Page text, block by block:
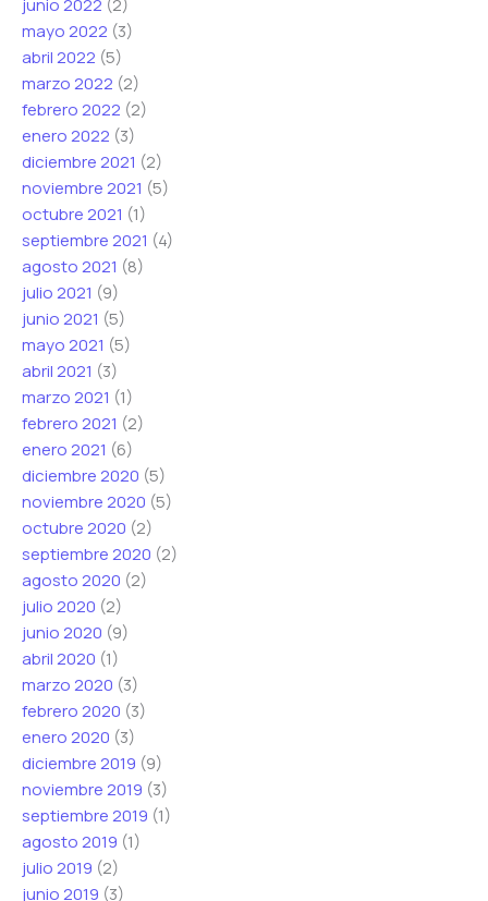
junio 2022 (2)
mayo 2022 (3)
abril 2022 (5)
marzo 2022 (2)
febrero 2022 (2)
enero 2022 (3)
diciembre 2021 (2)
noviembre 2021 (5)
octubre 2021 (1)
septiembre 2021 (4)
agosto 2021 (8)
julio 2021 (9)
junio 2021 (5)
mayo 2021 (5)
abril 2021 (3)
marzo 2021 (1)
febrero 2021 (2)
enero 2021 (6)
diciembre 2020 (5)
noviembre 2020 (5)
octubre 2020 (2)
septiembre 2020 (2)
agosto 2020 (2)
julio 2020 (2)
junio 2020 (9)
abril 2020 (1)
marzo 2020 (3)
febrero 2020 (3)
enero 2020 (3)
diciembre 2019 (9)
noviembre 2019 (3)
septiembre 2019 (1)
agosto 2019 (1)
julio 2019 (2)
junio 2019 (3)